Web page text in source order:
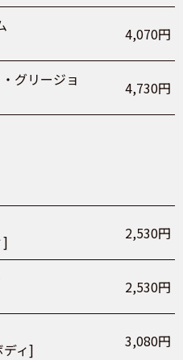
4,070円
グリージョ
4,730円
]
2,530円
2,530円
ディ]
3,080円